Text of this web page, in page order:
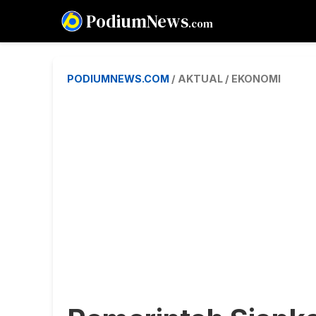
PodiumNews.com
PODIUMNEWS.COM / AKTUAL / EKONOMI